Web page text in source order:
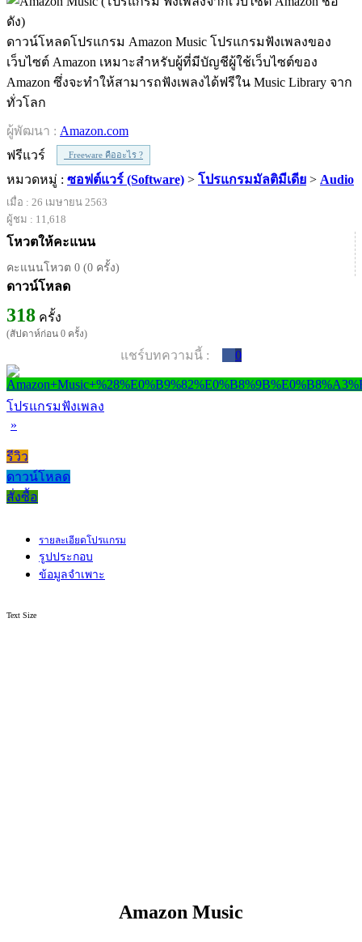
ดาวน์โหลดโปรแกรม Amazon Music โปรแกรมฟังเพลงของ
เว็บไซต์ Amazon เหมาะสำหรับผู้ที่มีบัญชีผู้ใช้เว็บไซต์ของ
Amazon ซึ่งจะทำให้สามารถฟังเพลงได้ฟรีใน Music Library จาก
ทั่วโลก
ผู้พัฒนา : Amazon.com
ฟรีแวร์
Freeware คืออะไร ?
หมวดหมู่ : ซอฟต์แวร์ (Software) > โปรแกรมมัลติมีเดีย > Audio
เมื่อ : 26 เมษายน 2563
ผู้ชม : 11,618
โหวตให้คะแนน
คะแนนโหวต 0 (0 ครั้ง)
ดาวน์โหลด
318 ครั้ง
(สัปดาห์ก่อน 0 ครั้ง)
แชร์บทความนี้ : 0
โปรแกรมฟังเพลง
»
รีวิว
ดาวน์โหลด
สั่งซื้อ
รายละเอียดโปรแกรม
รูปประกอบ
ข้อมูลจำเพาะ
Text Size
Amazon Music